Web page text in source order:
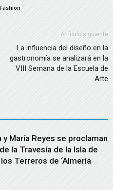
Artículo siguiente
La influencia del diseño en la
gastronomía se analizará en la
VIII Semana de la Escuela de
Arte
y María Reyes se proclaman
la Travesía de la Isla de
Terreros de ‘Almería